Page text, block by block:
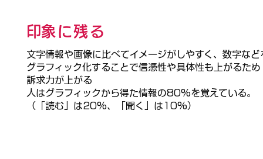
​印象に残る
文字情報や画像に比べてイメージがしやすく、 数字など
グラフィック化することで信憑性や具体性も上がるため
訴求力が上がる
人はグラフィックから得た情報の80%を覚えている。
（「読む」は20%、「聞く」は10%）